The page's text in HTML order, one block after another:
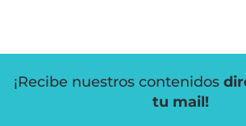
¡Recibe nuestros contenidos
tu mail!